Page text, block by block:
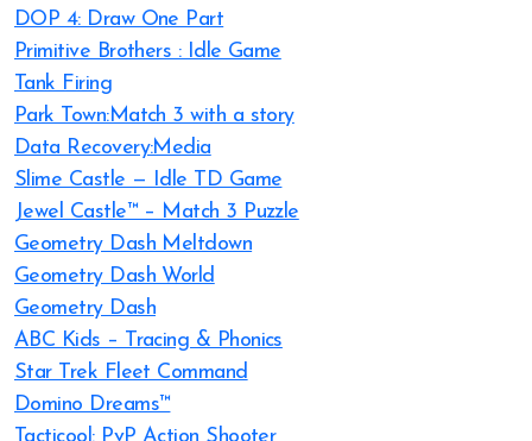
DOP 4: Draw One Part
Primitive Brothers : Idle Game
Tank Firing
Park Town:Match 3 with a story
Data Recovery:Media
Slime Castle — Idle TD Game
Jewel Castle™ – Match 3 Puzzle
Geometry Dash Meltdown
Geometry Dash World
Geometry Dash
ABC Kids – Tracing & Phonics
Star Trek Fleet Command
Domino Dreams™